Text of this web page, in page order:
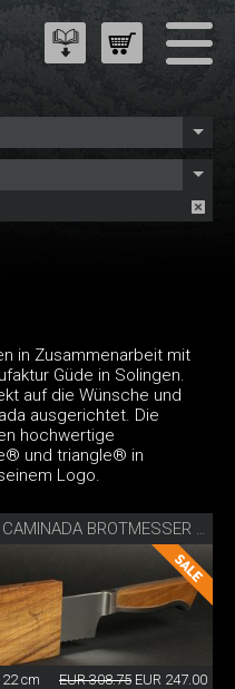
in Zusammenarbeit mit
Güde in Solingen.
auf die Wünsche und
ausgerichtet. Die
hochwertige
und triangle® in
Logo.
CAMINADA BROTMESSER MIT HOLZSCHEIDE
22 cm EUR 308.75 EUR 247.00